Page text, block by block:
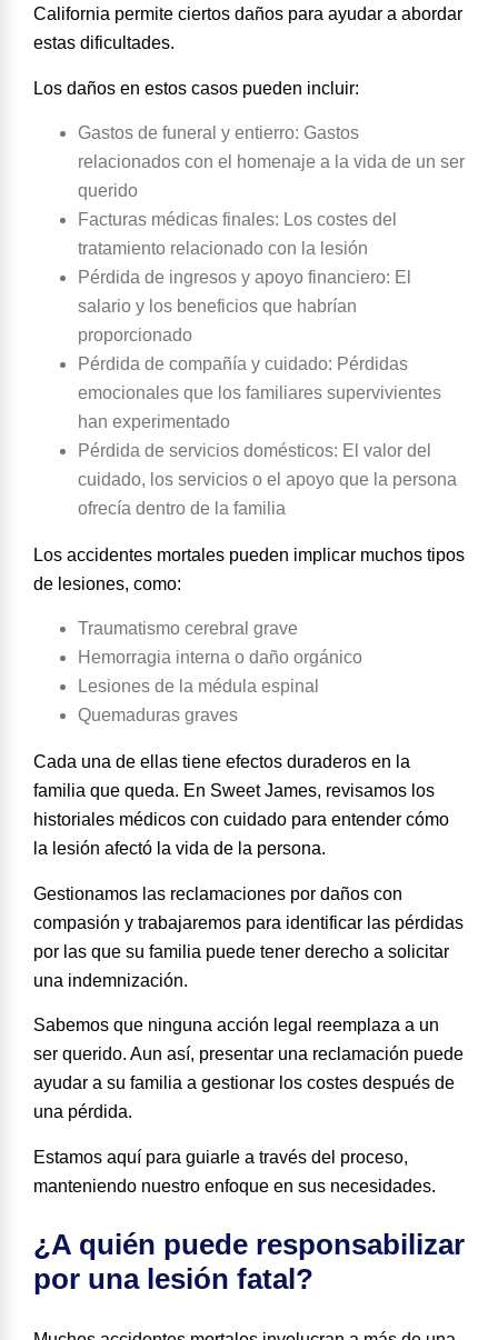
California permite ciertos daños para ayudar a abordar
estas dificultades.
Los daños en estos casos pueden incluir:
Gastos de funeral y entierro: Gastos
relacionados con el homenaje a la vida de un ser
querido
Facturas médicas finales: Los costes del
tratamiento relacionado con la lesión
Pérdida de ingresos y apoyo financiero: El
salario y los beneficios que habrían
proporcionado
Pérdida de compañía y cuidado: Pérdidas
emocionales que los familiares supervivientes
han experimentado
Pérdida de servicios domésticos: El valor del
cuidado, los servicios o el apoyo que la persona
ofrecía dentro de la familia
Los accidentes mortales pueden implicar muchos tipos
de lesiones, como:
Traumatismo cerebral grave
Hemorragia interna o daño orgánico
Lesiones de la médula espinal
Quemaduras graves
Cada una de ellas tiene efectos duraderos en la
familia que queda. En Sweet James, revisamos los
historiales médicos con cuidado para entender cómo
la lesión afectó la vida de la persona.
Gestionamos las reclamaciones por daños con
compasión y trabajaremos para identificar las pérdidas
por las que su familia puede tener derecho a solicitar
una indemnización.
Sabemos que ninguna acción legal reemplaza a un
ser querido. Aun así, presentar una reclamación puede
ayudar a su familia a gestionar los costes después de
una pérdida.
Estamos aquí para guiarle a través del proceso,
manteniendo nuestro enfoque en sus necesidades.
¿A quién puede responsabilizar
por una lesión fatal?